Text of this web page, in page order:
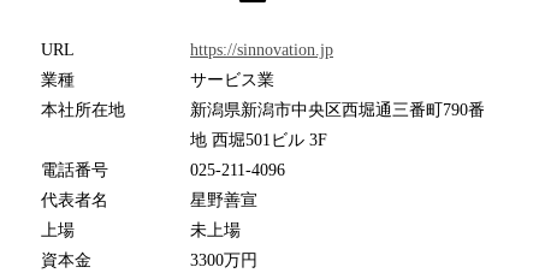
URL
https://sinnovation.jp
業種
サービス業
本社所在地
新潟県新潟市中央区西堀通三番町790番
地 西堀501ビル 3F
電話番号
025-211-4096
代表者名
星野善宣
上場
未上場
資本金
3300万円